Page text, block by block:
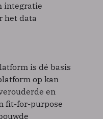
integratie
het data
is dé basis
op kan
en
fit-for-purpose